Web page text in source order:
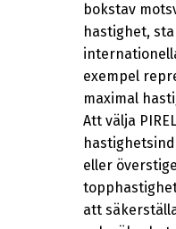
bokstav
hastighet,
exempel
maximal
Att välja
eller
att